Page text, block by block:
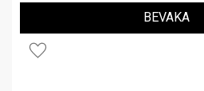
Lägg till i favoriter
BEVAKA